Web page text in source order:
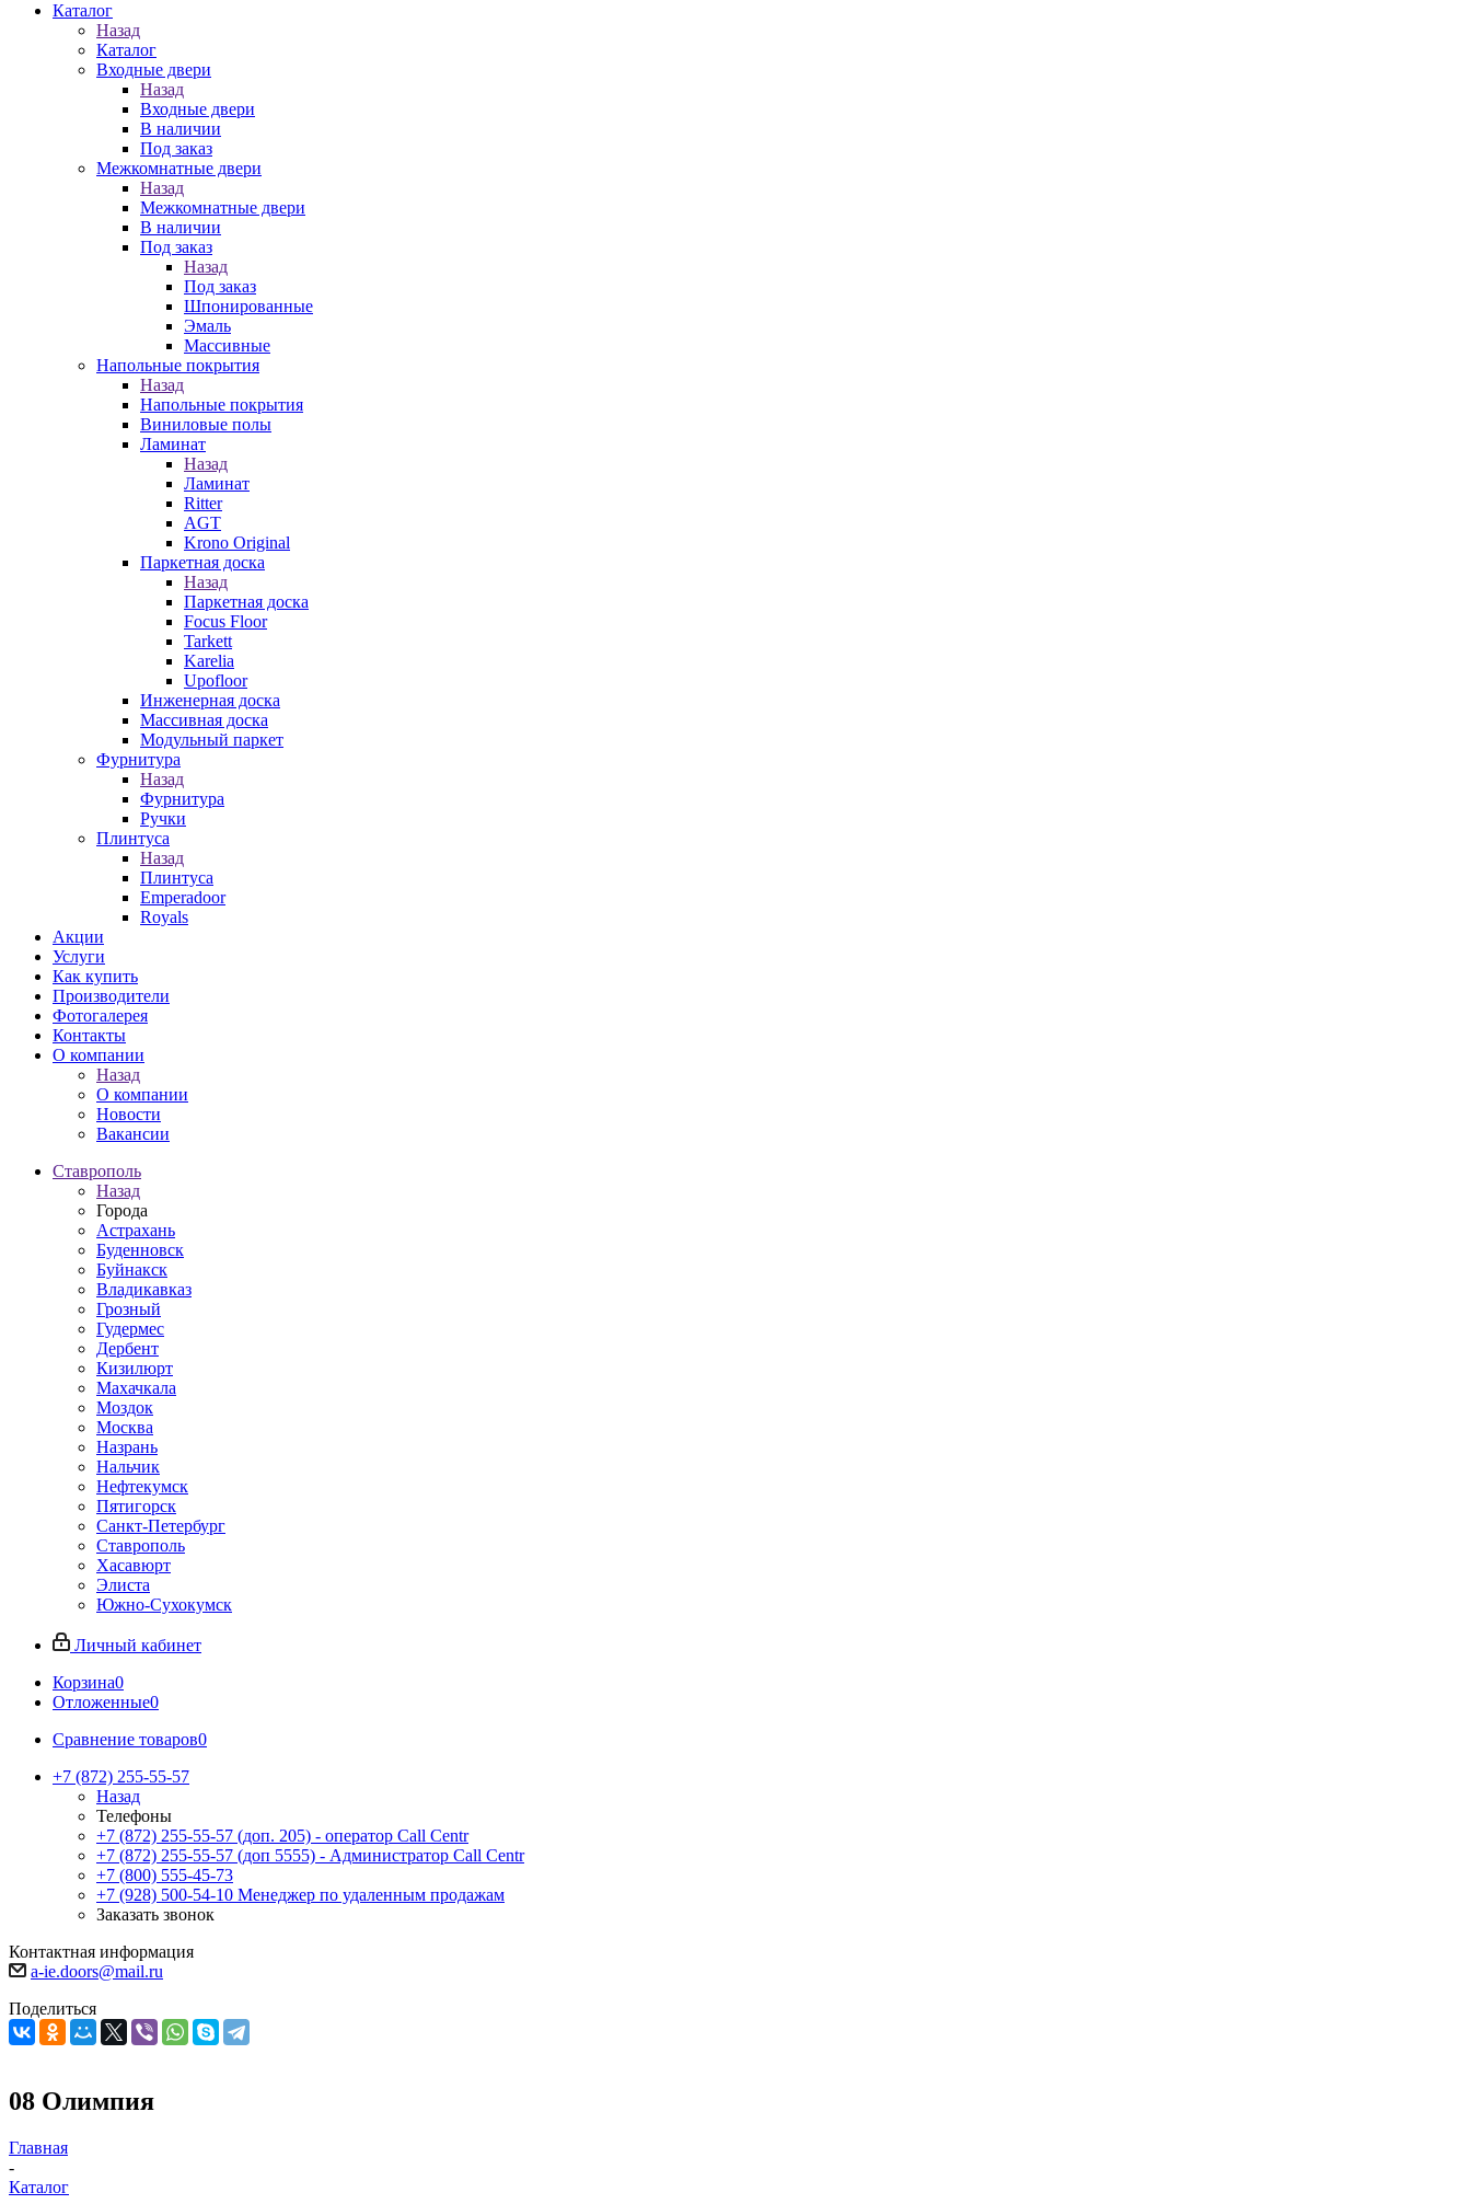
Каталог
Назад
Каталог
Входные двери
Назад
Входные двери
В наличии
Под заказ
Межкомнатные двери
Назад
Межкомнатные двери
В наличии
Под заказ
Назад
Под заказ
Шпонированные
Эмаль
Массивные
Напольные покрытия
Назад
Напольные покрытия
Виниловые полы
Ламинат
Назад
Ламинат
Ritter
AGT
Krono Original
Паркетная доска
Назад
Паркетная доска
Focus Floor
Tarkett
Karelia
Upofloor
Инженерная доска
Массивная доска
Модульный паркет
Фурнитура
Назад
Фурнитура
Ручки
Плинтуса
Назад
Плинтуса
Emperadoor
Royals
Акции
Услуги
Как купить
Производители
Фотогалерея
Контакты
О компании
Назад
О компании
Новости
Вакансии
Ставрополь
Назад
Города
Астрахань
Буденновск
Буйнакск
Владикавказ
Грозный
Гудермес
Дербент
Кизилюрт
Махачкала
Моздок
Москва
Назрань
Нальчик
Нефтекумск
Пятигорск
Санкт-Петербург
Ставрополь
Хасавюрт
Элиста
Южно-Сухокумск
Личный кабинет
Корзина0
Отложенные0
Сравнение товаров0
+7 (872) 255-55-57
Назад
Телефоны
+7 (872) 255-55-57 (доп. 205) - оператор Call Centr
+7 (872) 255-55-57 (доп 5555) - Администратор Call Centr
+7 (800) 555-45-73
+7 (928) 500-54-10 Менеджер по удаленным продажам
Заказать звонок
Контактная информация
a-ie.doors@mail.ru
Поделиться
08 Олимпия
Главная
-
Каталог